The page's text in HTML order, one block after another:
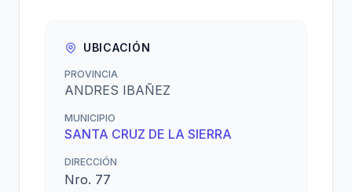
UBICACIÓN
PROVINCIA
ANDRES IBAÑEZ
MUNICIPIO
SANTA CRUZ DE LA SIERRA
DIRECCIÓN
Nro. 77